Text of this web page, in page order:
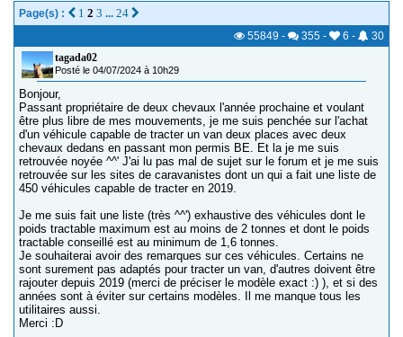
Page(s) : 1 2 3 ... 24
55849 - 355 - 6 -
30
tagada02
Posté le 04/07/2024 à 10h29
Bonjour,
Passant propriétaire de deux chevaux l'année prochaine et voulant
être plus libre de mes mouvements, je me suis penchée sur l'achat
d'un véhicule capable de tracter un van deux places avec deux
chevaux dedans en passant mon permis BE. Et la je me suis
retrouvée noyée ^^' J'ai lu pas mal de sujet sur le forum et je me suis
retrouvée sur les sites de caravanistes dont un qui a fait une liste de
450 véhicules capable de tracter en 2019.
Je me suis fait une liste (très ^^') exhaustive des véhicules dont le
poids tractable maximum est au moins de 2 tonnes et dont le poids
tractable conseillé est au minimum de 1,6 tonnes.
Je souhaiterai avoir des remarques sur ces véhicules. Certains ne
sont surement pas adaptés pour tracter un van, d'autres doivent être
rajouter depuis 2019 (merci de préciser le modèle exact :) ), et si des
années sont à éviter sur certains modèles. Il me manque tous les
utilitaires aussi.
Merci :D